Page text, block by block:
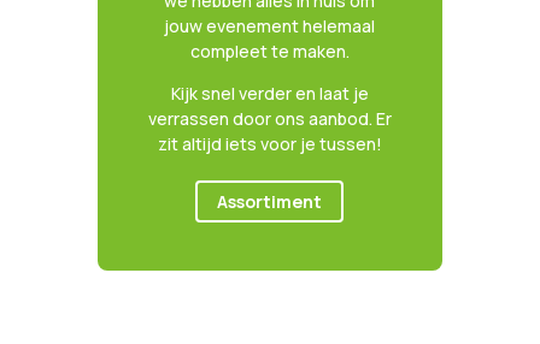
jouw evenement helemaal
compleet te maken.
Kijk snel verder en laat je
verrassen door ons aanbod. Er
zit altijd iets voor je tussen!
Assortiment